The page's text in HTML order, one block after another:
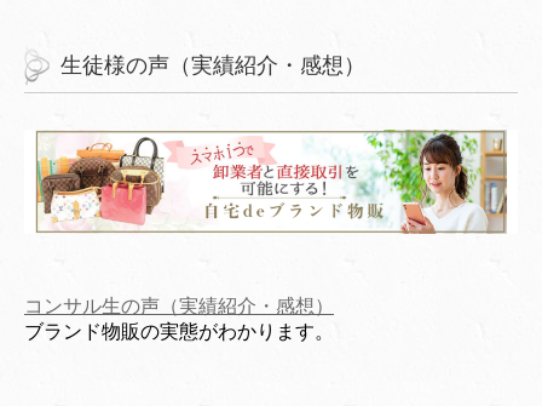
生徒様の声（実績紹介・感想）
コンサル生の声（実績紹介・感想）
ブランド物販の実態がわかります。